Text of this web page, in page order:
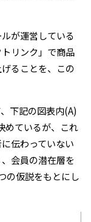
が運営している
リンク」で商品
ることを、この
下記の図表内(A)
めているが、これ
伝わっていない
会員の潜在層を
の仮説をもとにし